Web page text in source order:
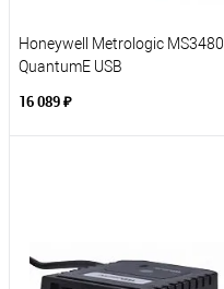
Honeywell Metrologic MS3480
QuantumE USB
16 089 ₽